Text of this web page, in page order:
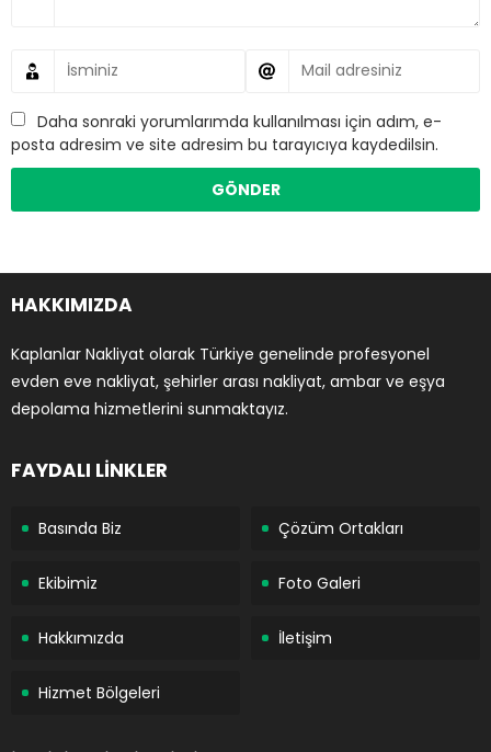
Daha sonraki yorumlarımda kullanılması için adım, e-
posta adresim ve site adresim bu tarayıcıya kaydedilsin.
HAKKIMIZDA
Kaplanlar Nakliyat olarak Türkiye genelinde profesyonel
evden eve nakliyat, şehirler arası nakliyat, ambar ve eşya
depolama hizmetlerini sunmaktayız.
FAYDALI LİNKLER
Basında Biz Çözüm Ortakları
Ekibimiz Foto Galeri
Hakkımızda İletişim
Hizmet Bölgeleri